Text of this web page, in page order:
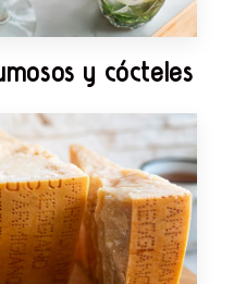
y cócteles